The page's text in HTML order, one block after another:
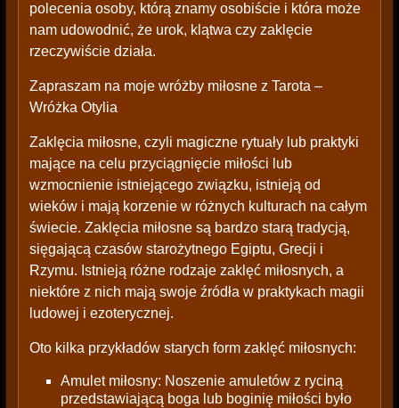
polecenia osoby, którą znamy osobiście i która może
nam udowodnić, że urok, klątwa czy zaklęcie
rzeczywiście działa.
Zapraszam na moje wróżby miłosne z Tarota –
Wróżka Otylia
Zaklęcia miłosne, czyli magiczne rytuały lub praktyki
mające na celu przyciągnięcie miłości lub
wzmocnienie istniejącego związku, istnieją od
wieków i mają korzenie w różnych kulturach na całym
świecie. Zaklęcia miłosne są bardzo starą tradycją,
sięgającą czasów starożytnego Egiptu, Grecji i
Rzymu. Istnieją różne rodzaje zaklęć miłosnych, a
niektóre z nich mają swoje źródła w praktykach magii
ludowej i ezoterycznej.
Oto kilka przykładów starych form zaklęć miłosnych:
Amulet miłosny: Noszenie amuletów z ryciną
przedstawiającą boga lub boginię miłości było